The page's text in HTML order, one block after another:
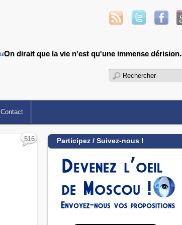
On dirait que la vie n'est qu'une immense dérision.
Contact
516 Participez / Suivez-nous !